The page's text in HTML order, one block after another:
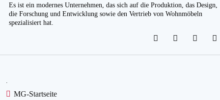
Es ist ein modernes Unternehmen, das sich auf die Produktion, das Design,
die Forschung und Entwicklung sowie den Vertrieb von Wohnmöbeln
spezialisiert hat.
.
MG-Startseite